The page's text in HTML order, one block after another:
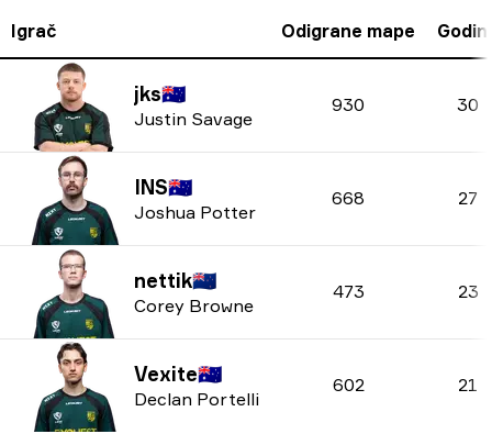
Igrač Odigrane mape
jks🇦🇺
Justin Savage
930 30
INS🇦🇺
Joshua Potter
668 27
nettik🇳🇿
Corey Browne
473 23
Vexite🇦🇺
Declan Portelli
602 21